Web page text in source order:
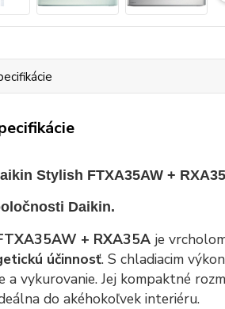
Stylish FTXA35AW +
Daikin.
+ RXA35Aje
účinnosť. S chladiacim
a vykurovanie. Jej kompaktné
do akéhokoľvek interiéru.